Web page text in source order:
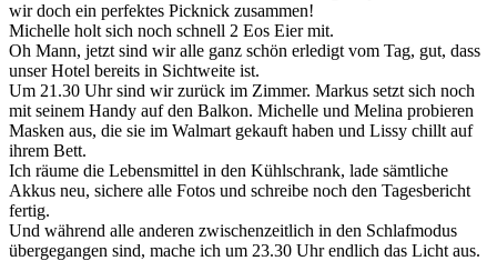
wir doch ein perfektes Picknick zusammen!
Michelle holt sich noch schnell 2 Eos Eier mit.
Oh Mann, jetzt sind wir alle ganz schön erledigt vom Tag, gut, dass
unser Hotel bereits in Sichtweite ist.
Um 21.30 Uhr sind wir zurück im Zimmer. Markus setzt sich noch
mit seinem Handy auf den Balkon. Michelle und Melina probieren
Masken aus, die sie im Walmart gekauft haben und Lissy chillt auf
ihrem Bett.
Ich räume die Lebensmittel in den Kühlschrank, lade sämtliche
Akkus neu, sichere alle Fotos und schreibe noch den Tagesbericht
fertig.
Und während alle anderen zwischenzeitlich in den Schlafmodus
übergegangen sind, mache ich um 23.30 Uhr endlich das Licht aus.